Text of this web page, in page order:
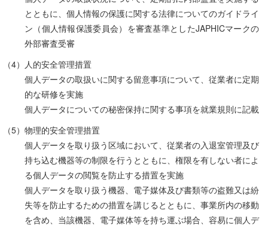
とともに、個人情報の保護に関する法律についてのガイドライ
ン（個人情報保護委員会）を審査基準としたJAPHICマークの
外部審査受審
（4）人的安全管理措置
個人データの取扱いに関する留意事項について、従業者に定期
的な研修を実施
個人データについての秘密保持に関する事項を就業規則に記載
（5）物理的安全管理措置
個人データを取り扱う区域において、従業者の入退室管理及び
持ち込む機器等の制限を行うとともに、権限を有しない者によ
る個人データの閲覧を防止する措置を実施
個人データを取り扱う機器、電子媒体及び書類等の盗難又は紛
失等を防止するための措置を講じるとともに、事業所内の移動
を含め、当該機器、電子媒体等を持ち運ぶ場合、容易に個人デ